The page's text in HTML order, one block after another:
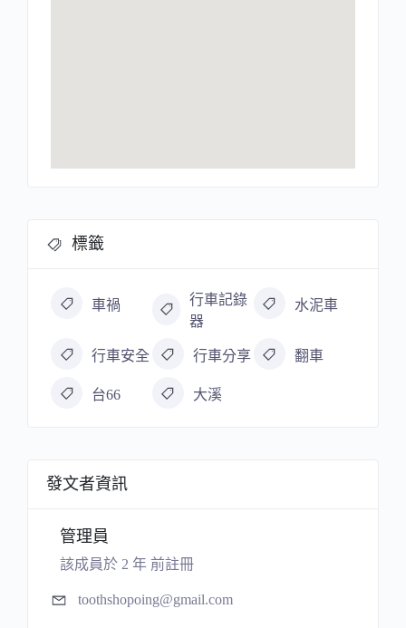
標籤
車禍
行車記錄
器
水泥車
行車安全 行車分享 翻車
台66 大溪
發文者資訊
管理員
該成員於 2 年 前註冊
toothshopoing@gmail.com